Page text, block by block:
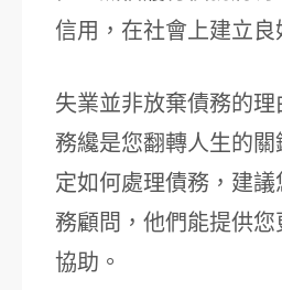
信用，在社會上建立良
失業並非放棄債務的
務纔是您翻轉人生的
定如何處理債務，建
務顧問，他們能提供您
協助。